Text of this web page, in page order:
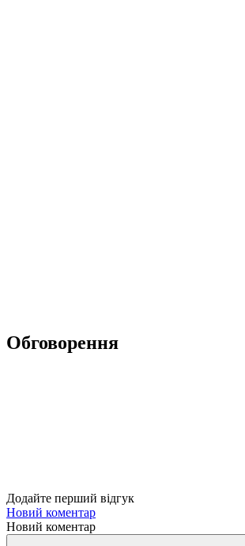
Обговорення
Додайте перший відгук
Новий коментар
Новий коментар